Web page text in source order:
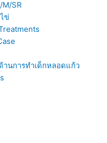
M/SR
ข่
านการทำเด็กหลอดแก้ว